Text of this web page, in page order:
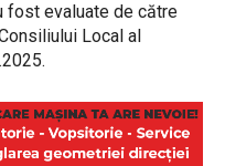
fost evaluate de către
Local al